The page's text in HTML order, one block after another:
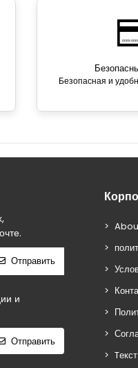
Безопасная и
Отправить
и
Отправить